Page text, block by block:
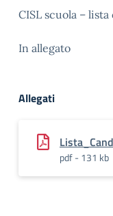
CISL scuola –
In allegato
Allegati
pdf - 131 kb